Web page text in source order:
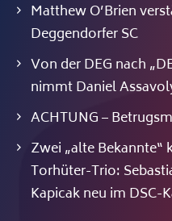
Matthew O’Brien
Deggendorfer SC
Von der DEG nach
nimmt Daniel
ACHTUNG –
Zwei „alte
Torhüter-Trio:
Kapicak neu im DSC-